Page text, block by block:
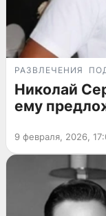
РАЗВЛЕЧЕНИЯ
Николай
ему
9 февраля, 2026,